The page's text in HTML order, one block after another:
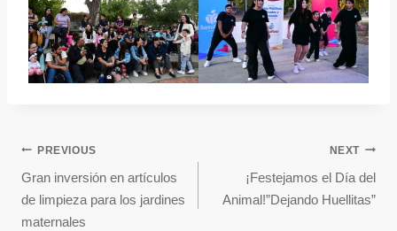
PREVIOUS
Gran inversión en artículos
de limpieza para los jardines
maternales
NEXT
¡Festejamos el Día del
Animal!”Dejando Huellitas”